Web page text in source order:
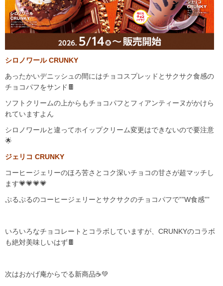
シロノワール CRUNKY
あったかいデニッシュの間にはチョコスプレッドとサクサク食感の
チョコパフをサンド🍫
ソフトクリームの上からもチョコパフとフィアンティーヌがかけら
れていますよん
シロノワールと違ってホイップクリーム変更はできないので要注意
🌟
ジェリコ CRUNKY
コーヒージェリーのほろ苦さとコク深いチョコの甘さが超マッチし
ます💗💗💗💗
ぷるぷるのコーヒージェリーとサクサクのチョコパフで””W食感””
いろいろなチョコレートとコラボしていますが、CRUNKYのコラボ
も絶対美味しいはず🍫
次はおかげ庵からでる新商品☕💚